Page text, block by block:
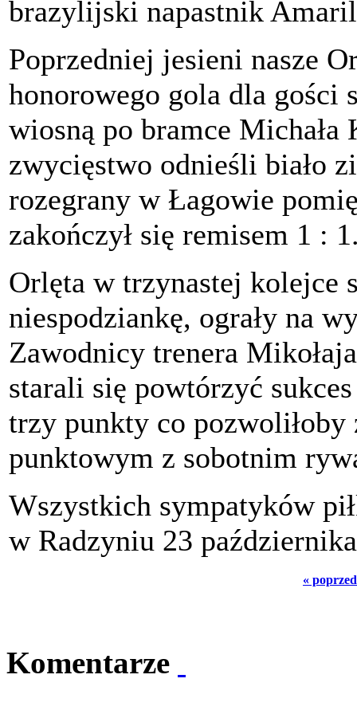
brazylijski napastnik
Poprzedniej jesieni nasze
honorowego gola dla gości
wiosną po bramce
zwycięstwo odnieśli biało
rozegrany w Łagowie
zakończył się remisem 1 :
Orlęta w trzynastej kolejce
niespodziankę, ograły na
Zawodnicy trenera
starali się powtórzyć
trzy punkty co
punktowym z sobotnim
Wszystkich sympatyków
w Radzyniu 23
«
Komentarze